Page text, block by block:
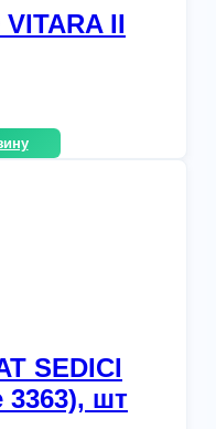
II
SEDICI
3363), шт